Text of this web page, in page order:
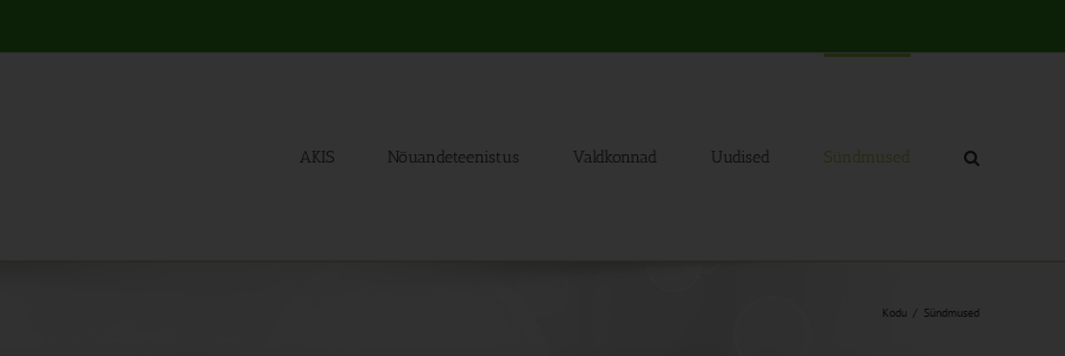
AKIS Nõuandeteenistus Valdkonnad Uudised Sündmused
Kodu Sündmused